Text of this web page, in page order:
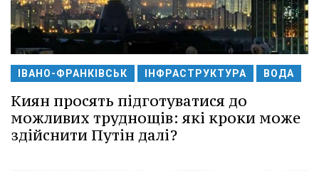
ІВАНО-ФРАНКІВСЬК ІНФРАСТРУКТУРА ВОДА
Киян просять підготуватися до
можливих труднощів: які кроки може
здійснити Путін далі?